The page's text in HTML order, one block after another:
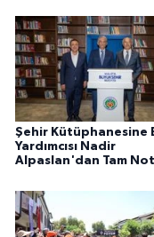
Şehir Kütüphanesine
Yardımcısı Nadir
Alpaslan'dan Tam Not